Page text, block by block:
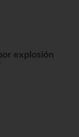
explosión